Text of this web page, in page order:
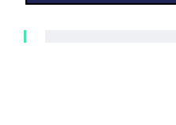
Sección 4: